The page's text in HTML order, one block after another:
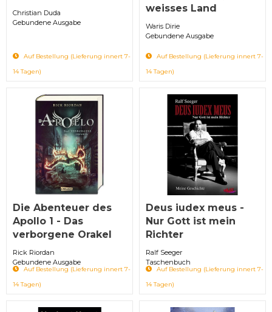
Christian Duda
Gebundene Ausgabe
Auf Bestellung (Lieferung innert 7-
14 Tagen)
weisses Land
Waris Dirie
Gebundene Ausgabe
Auf Bestellung (Lieferung innert 7-
14 Tagen)
Die Abenteuer des
Apollo 1 - Das
verborgene Orakel
Rick Riordan
Gebundene Ausgabe
Auf Bestellung (Lieferung innert 7-
14 Tagen)
Deus iudex meus -
Nur Gott ist mein
Richter
Ralf Seeger
Taschenbuch
Auf Bestellung (Lieferung innert 7-
14 Tagen)